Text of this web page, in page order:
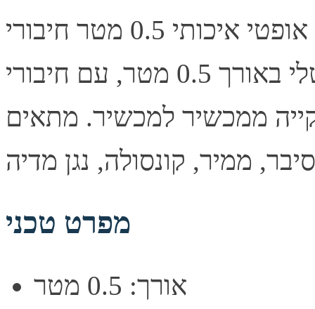
כבל אודיו אופטי איכותי 0.5 מטר חיבורי TOSLINK תיאור קצר
כבל אודיו אופטי דיגיטלי באורך 0.5 מטר, עם חיבורי TOSLINK
ממכשיר למכשיר. מתאים
מפרט טכני
אורך: 0.5 מטר